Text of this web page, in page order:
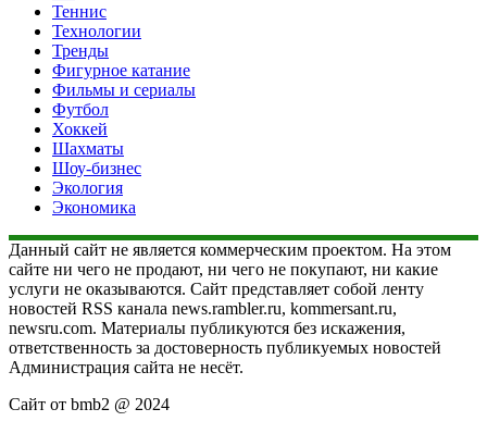
Теннис
Технологии
Тренды
Фигурное катание
Фильмы и сериалы
Футбол
Хоккей
Шахматы
Шоу-бизнес
Экология
Экономика
Данный сайт не является коммерческим проектом. На этом
сайте ни чего не продают, ни чего не покупают, ни какие
услуги не оказываются. Сайт представляет собой ленту
новостей RSS канала news.rambler.ru, kommersant.ru,
newsru.com. Материалы публикуются без искажения,
ответственность за достоверность публикуемых новостей
Администрация сайта не несёт.
Сайт от bmb2 @ 2024